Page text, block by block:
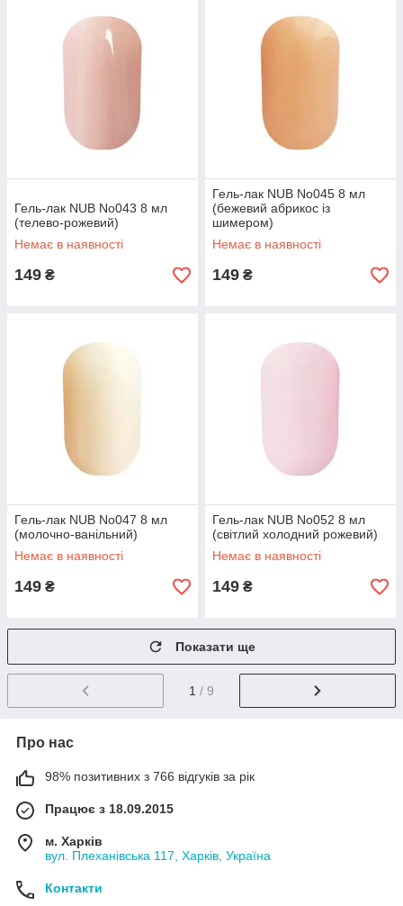
Гель-лак NUB No043 8 мл
(телево-рожевий)
Немає в наявності
149 ₴
Гель-лак NUB No045 8 мл
(бежевий абрикос із
шимером)
Немає в наявності
149 ₴
Гель-лак NUB No047 8 мл
(молочно-ванільний)
Немає в наявності
149 ₴
Гель-лак NUB No052 8 мл
(світлий холодний рожевий)
Немає в наявності
149 ₴
Показати ще
1 / 9
Про нас
98% позитивних з 766 відгуків за рік
Працює з 18.09.2015
м. Харків
вул. Плеханівська 117, Харків, Україна
Контакти